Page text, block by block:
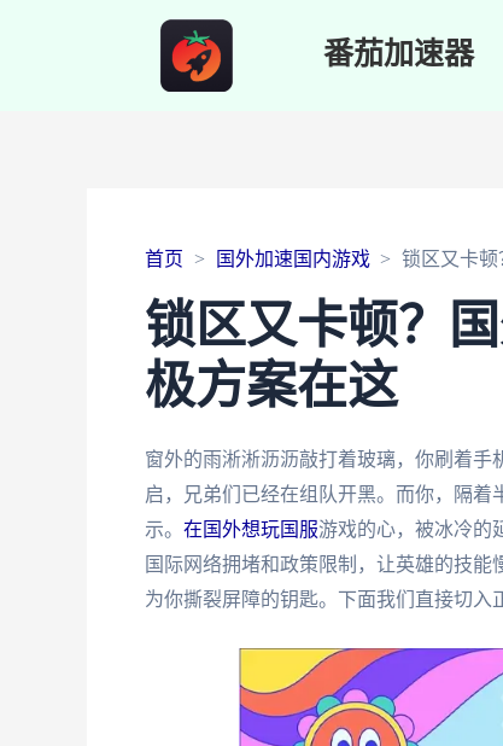
番茄加速器
首页 国外加速国内游戏 锁区又卡
锁区又卡顿？
极方案在这
窗外的雨淅淅沥沥敲打着玻璃，你刷着
启，兄弟们已经在组队开黑。而你，隔
示。 在国外想玩国服游戏的心，被冰冷的
国际网络拥堵和政策限制，让英雄的技
为你撕裂屏障的钥匙。下面我们直接切入